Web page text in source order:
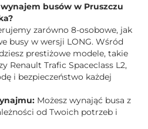
busów w Pruszczu
zarówno 8-osobowe, jak
busy w wersji LONG. Wśród
prestiżowe modele, takie
Renault Trafic Spaceclass L2,
i bezpieczeństwo każdej
Możesz wynająć busa z
od Twoich potrzeb i